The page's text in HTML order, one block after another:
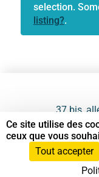
selection.
listing?.
37 bis,
93190
06 61 87
Ce site utilise des
ceux que vous
Tout accepter